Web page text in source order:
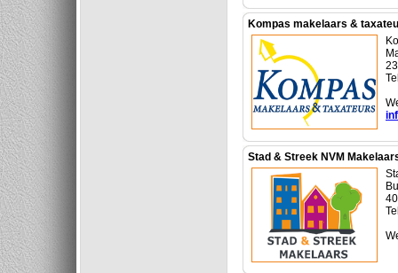
Kompas makelaars &
Stad & Streek NVM